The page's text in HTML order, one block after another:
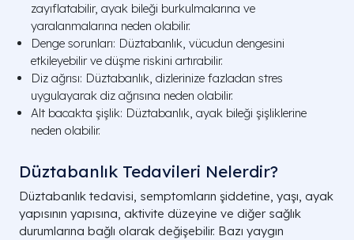
zayıflatabilir, ayak bileği burkulmalarına ve
yaralanmalarına neden olabilir.
Denge sorunları: Düztabanlık, vücudun dengesini
etkileyebilir ve düşme riskini artırabilir.
Diz ağrısı: Düztabanlık, dizlerinize fazladan stres
uygulayarak diz ağrısına neden olabilir.
Alt bacakta şişlik: Düztabanlık, ayak bileği şişliklerine
neden olabilir.
Düztabanlık Tedavileri Nelerdir?
Düztabanlık tedavisi, semptomların şiddetine, yaşı, ayak
yapısının yapısına, aktivite düzeyine ve diğer sağlık
durumlarına bağlı olarak değişebilir. Bazı yaygın